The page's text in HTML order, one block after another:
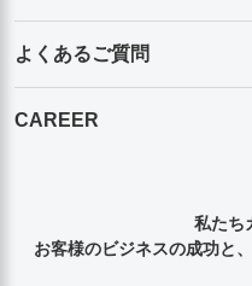
よくあるご質問
CAREER
私たち
お客様のビジネスの成功と